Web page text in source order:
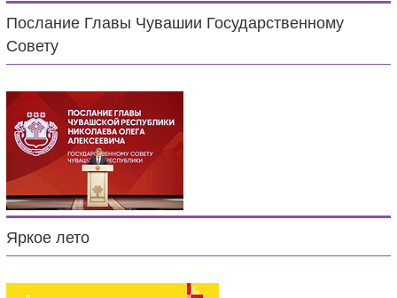
Послание Главы Чувашии Государственному
Совету
Яркое лето